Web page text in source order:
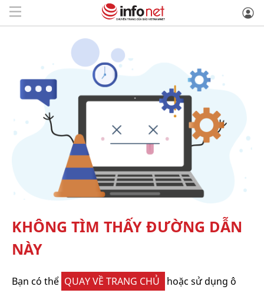
KHÔNG TÌM THẤY ĐƯỜNG DẪN
NÀY
Bạn có thể QUAY VỀ TRANG CHỦ
hoặc sử dụng ô